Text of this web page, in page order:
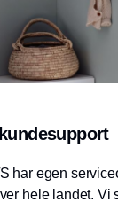
har egen
hele landet. Vi